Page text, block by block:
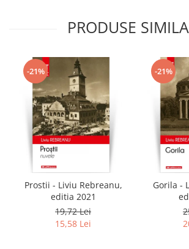
PRODUSE
-21%
Prostii - Liviu Rebreanu,
editia 2021
19,72 Lei
15,58 Lei
-21%
Gorila -